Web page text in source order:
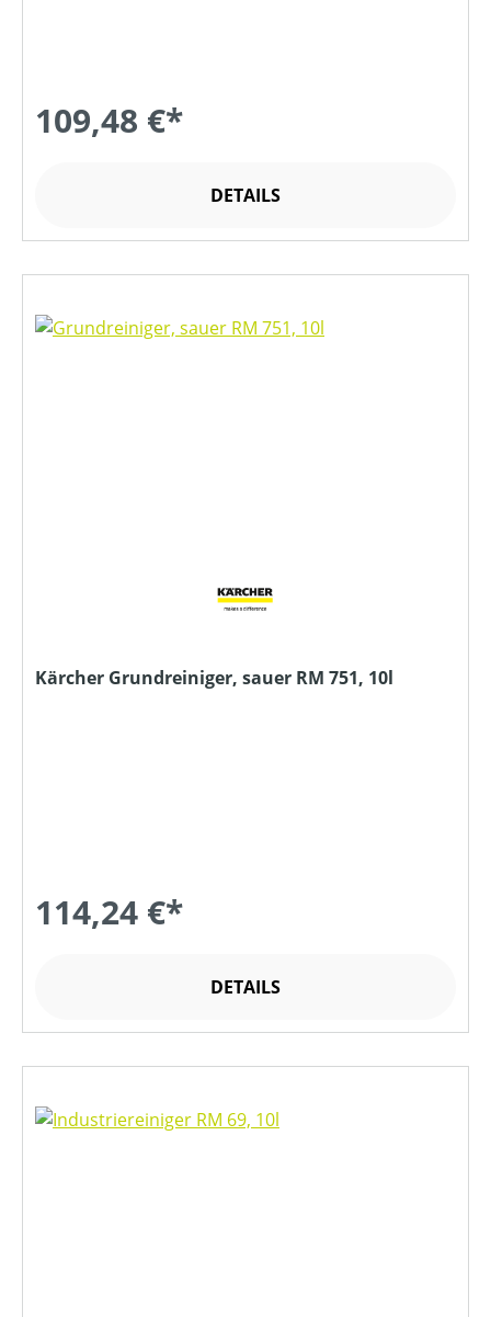
109,48 €*
DETAILS
Kärcher Grundreiniger, sauer RM 751, 10l
114,24 €*
DETAILS